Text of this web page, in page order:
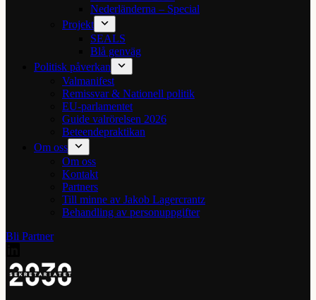
Nederländerna – Special
Projekt
SEALS
Blå genväg
Politisk påverkan
Valmanifest
Remissvar & Nationell politik
EU-parlamentet
Guide valrörelsen 2026
Beteendepraktikan
Om oss
Om oss
Kontakt
Partners
Till minne av Jakob Lagercrantz
Behandling av personuppgifter
Bli Partner